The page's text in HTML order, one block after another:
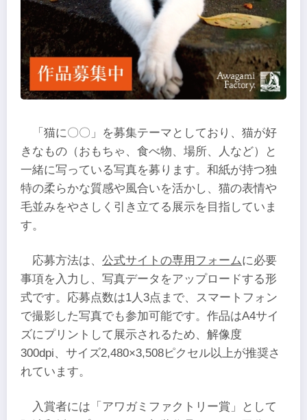
「猫に〇〇」を募集テーマとしており、猫が好
きなもの（おもちゃ、食べ物、場所、人など）と
一緒に写っている写真を募ります。和紙が持つ独
特の柔らかな質感や風合いを活かし、猫の表情や
毛並みをやさしく引き立てる展示を目指していま
す。
応募方法は、公式サイトの専用フォームに必要
事項を入力し、写真データをアップロードする形
式です。応募点数は1人3点まで、スマートフォン
で撮影した写真でも参加可能です。作品はA4サイ
ズにプリントして展示されるため、解像度
300dpi、サイズ2,480×3,508ピクセル以上が推奨さ
れています。
入賞者には「アワガミファクトリー賞」として